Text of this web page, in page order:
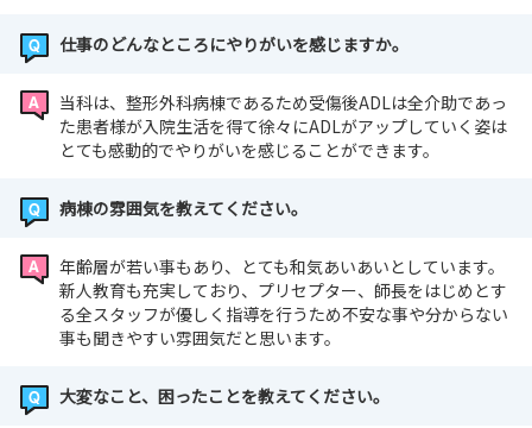
仕事のどんなところにやりがいを感じますか。
当科は、整形外科病棟であるため受傷後ADLは全介助であっ
た患者様が入院生活を得て徐々にADLがアップしていく姿は
とても感動的でやりがいを感じることができます。
病棟の雰囲気を教えてください。
年齢層が若い事もあり、とても和気あいあいとしています。
新人教育も充実しており、プリセプター、師長をはじめとす
る全スタッフが優しく指導を行うため不安な事や分からない
事も聞きやすい雰囲気だと思います。
大変なこと、困ったことを教えてください。